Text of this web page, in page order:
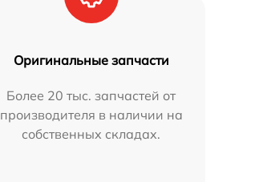
Оригинальные запчасти
Более 20 тыс. запчастей от
производителя в наличии на
собственных складах.